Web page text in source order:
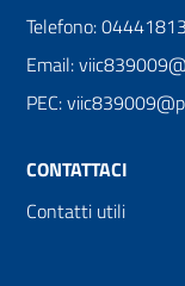
Telefono:
Email:
PEC:
CONTATTACI
Contatti utili